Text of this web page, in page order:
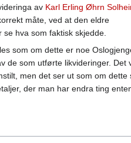
av Karl Erling Øhrn
måte, ved at den eldre
hva som faktisk skjedde.
som om dette er noe
de som utførte likvideringer.
men det ser ut som om
der man har endra ting